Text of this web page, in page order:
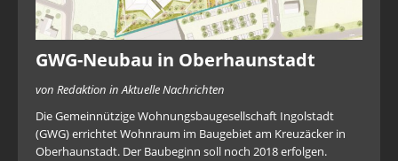
GWG-Neubau in Oberhaunstadt
von Redaktion in Aktuelle Nachrichten
Die Gemeinnützige Wohnungsbaugesellschaft Ingolstadt
(GWG) errichtet Wohnraum im Baugebiet am Kreuzäcker in
Oberhaunstadt. Der Baubeginn soll noch 2018 erfolgen.